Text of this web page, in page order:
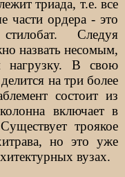
триада, т.е. все
части ордера - это
Следуя
назвать несомым,
нагрузку. В свою
на три более
состоит из
включает в
троякое
но это уже
вузах.